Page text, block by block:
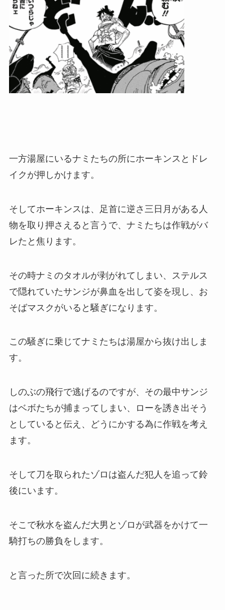
一方湯屋にいるナミたちの所にホーキンスとドレ
イクが押しかけます。
そしてホーキンスは、足首に逆さ三日月がある人
物を取り押さえると言うで、ナミたちは作戦がバ
レたと焦ります。
その時ナミのタオルが剥がれてしまい、ステルス
で隠れていたサンジが鼻血を出して姿を現し、お
そばマスクがいると騒ぎになります。
この騒ぎに乗じてナミたちは湯屋から抜け出しま
す。
しのぶの飛行で逃げるのですが、その最中サンジ
はベボたちが捕まってしまい、ローを誘き出そう
としていると伝え、どうにかする為に作戦を考え
ます。
そして刀を取られたゾロは盗んだ犯人を追って鈴
後にいます。
そこで秋水を盗んだ大男とゾロが武器をかけて一
騎打ちの勝負をします。
と言った所で次回に続きます。